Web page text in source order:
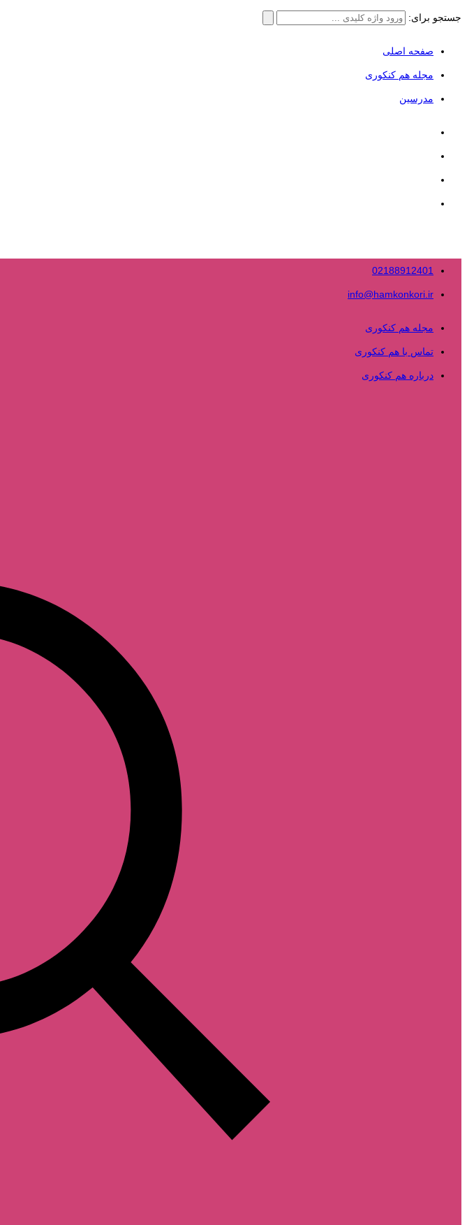
جستجو برای:
صفحه اصلی
مجله هم کنکوری
مدرسین
02188912401
info@hamkonkori.ir
مجله هم کنکوری
تماس با هم کنکوری
درباره هم کنکوری